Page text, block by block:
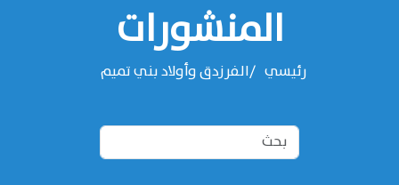
المنشورات
رئيسي الفرزدق وأولاد بني تميم